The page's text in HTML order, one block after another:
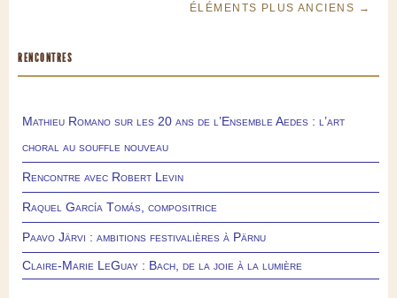
ÉLÉMENTS PLUS ANCIENS →
RENCONTRES
Mathieu Romano sur les 20 ans de l’Ensemble Aedes : l’art
choral au souffle nouveau
Rencontre avec Robert Levin
Raquel García Tomás, compositrice
Paavo Järvi : ambitions festivalières à Pärnu
Claire-Marie LeGuay : Bach, de la joie à la lumière